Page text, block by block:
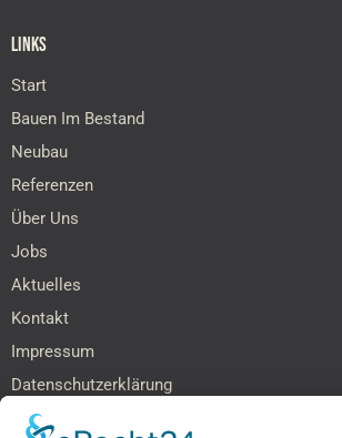
LINKS
Start
Bauen Im Bestand
Neubau
Referenzen
Über Uns
Jobs
Aktuelles
Kontakt
Impressum
Datenschutzerklärung
Barrierefreiheitserklärung